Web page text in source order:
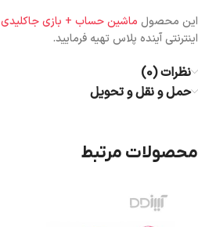
این محصول ماشین حساب + بازی جاکلیدی
اینترنتی آینده پلاس تهیه فرمایید.
نظرات (0)
حمل و نقل و تحویل
محصولات مرتبط